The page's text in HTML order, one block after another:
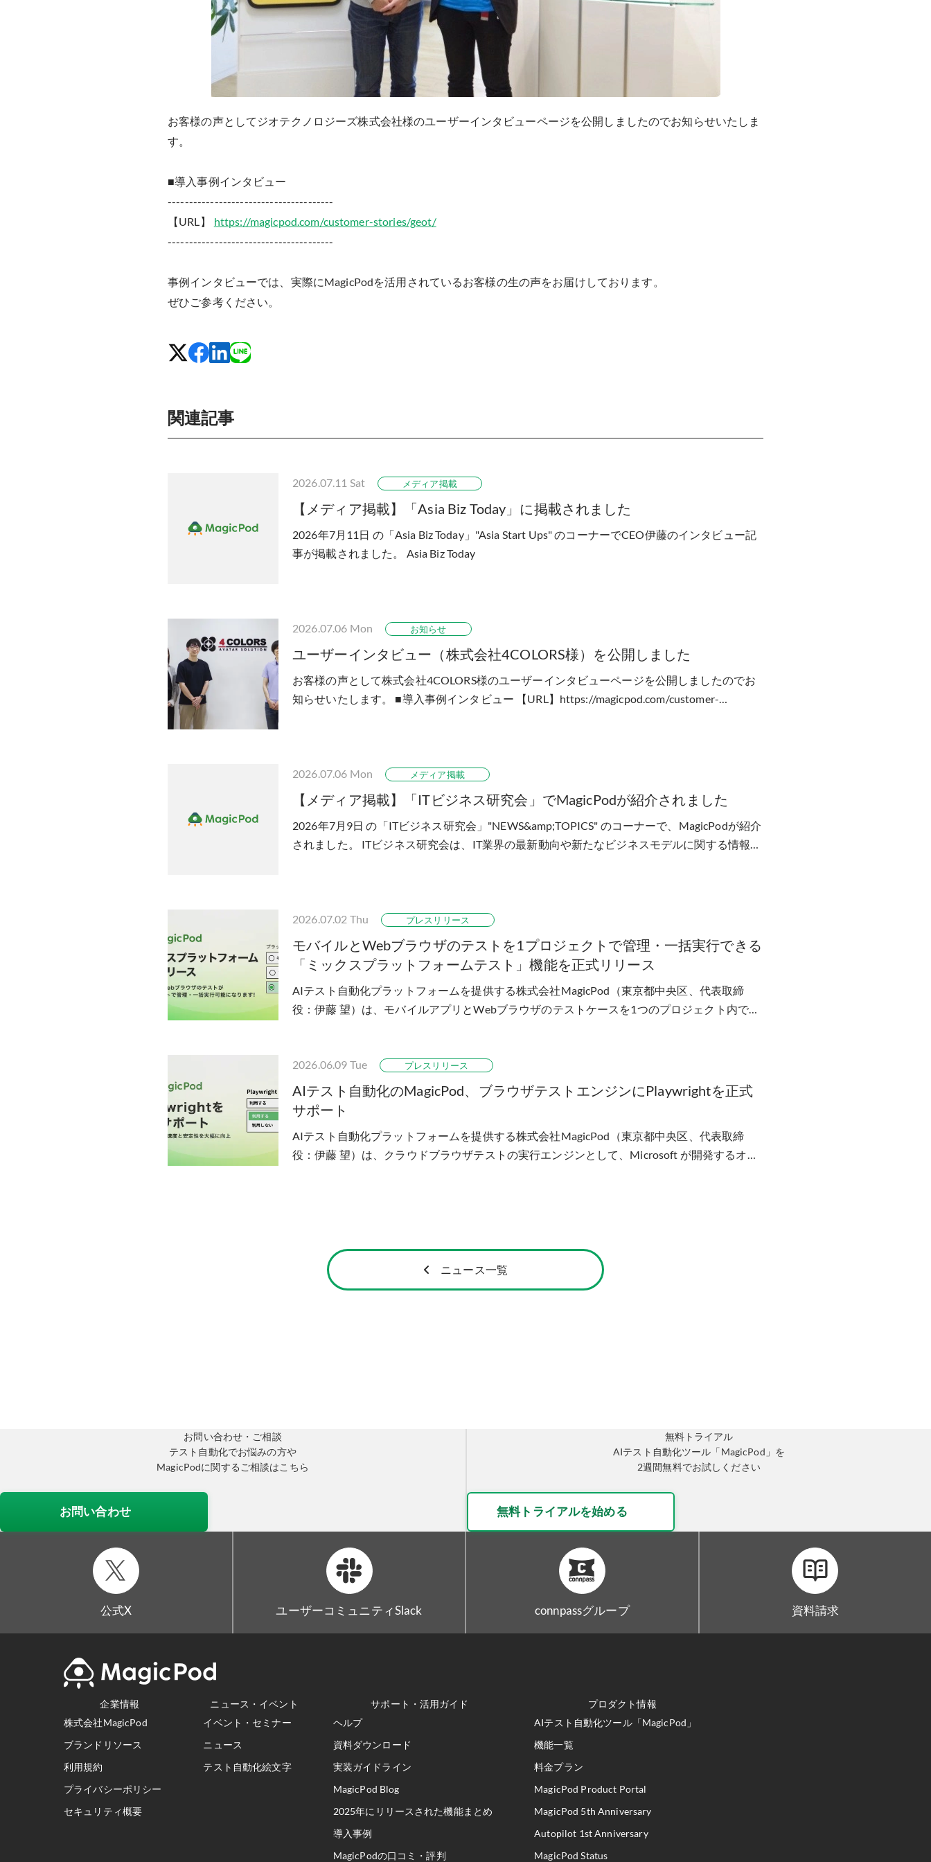
お客様の声としてジオテクノロジーズ株式会社様のユーザーインタビューページを公開しましたのでお知らせいたしま
す。
■導入事例インタビュー
---------------------------------------
【URL】
https://magicpod.com/customer-stories/geot/
---------------------------------------
事例インタビューでは、実際にMagicPodを活用されているお客様の生の声をお届けしております。
ぜひご参考ください。
関連記事
2026.07.11 Sat メディア掲載
【メディア掲載】「Asia Biz Today」に掲載されました
2026年7月11日 の「Asia Biz Today」"Asia Start Ups" のコーナーでCEO伊藤のインタビュー記
事が掲載されました。 Asia Biz Today
2026.07.06 Mon お知らせ
ユーザーインタビュー（株式会社4COLORS様）を公開しました
お客様の声として株式会社4COLORS様のユーザーインタビューページを公開しましたのでお
知らせいたします。 ■導入事例インタビュー 【URL】https://magicpod.com/customer-
2026.07.06 Mon メディア掲載
【メディア掲載】「ITビジネス研究会」でMagicPodが紹介されました
2026年7月9日 の「ITビジネス研究会」"NEWS&amp;TOPICS" のコーナーで、MagicPodが紹介
されました。 ITビジネス研究会は、IT業界の最新動向や新たなビジネスモデルに関する情報提
2026.07.02 Thu プレスリリース
モバイルとWebブラウザのテストを1プロジェクトで管理・一括実行できる
「ミックスプラットフォームテスト」機能を正式リリース
AIテスト自動化プラットフォームを提供する株式会社MagicPod（東京都中央区、代表取締
役：伊藤 望）は、モバイルアプリとWebブラウザのテストケースを1つのプロジェクト内でま
2026.06.09 Tue プレスリリース
AIテスト自動化のMagicPod、ブラウザテストエンジンにPlaywrightを正式
サポート
AIテスト自動化プラットフォームを提供する株式会社MagicPod（東京都中央区、代表取締
役：伊藤 望）は、クラウドブラウザテストの実行エンジンとして、Microsoft が開発するオー
ニュース一覧
お問い合わせ・ご相談
テスト自動化でお悩みの方や
MagicPodに関するご相談はこちら
お問い合わせ
無料トライアル
AIテスト自動化ツール「MagicPod」を
2週間無料でお試しください
無料トライアルを始める
公式X ユーザーコミュニティSlack connpassグループ 資料請求
企業情報
株式会社MagicPod
ブランドリソース
利用規約
プライバシーポリシー
セキュリティ概要
ニュース・イベント
イベント・セミナー
ニュース
テスト自動化絵文字
サポート・活用ガイド
ヘルプ
資料ダウンロード
実装ガイドライン
MagicPod Blog
2025年にリリースされた機能まとめ
導入事例
MagicPodの口コミ・評判
プロダクト情報
AIテスト自動化ツール「MagicPod」
機能一覧
料金プラン
MagicPod Product Portal
MagicPod 5th Anniversary
Autopilot 1st Anniversary
MagicPod Status